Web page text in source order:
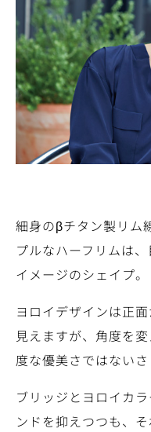
細身のβチタン製リム
プルなハーフリムは
イメージのシェイプ。
ヨロイデザインは正
見えますが、角度を
度な優美さではない
ブリッジとヨロイカ
ンドを抑えつつも、